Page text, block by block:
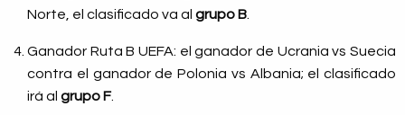
Norte, el clasificado va al grupo B
Ganador Ruta B UEFA: el ganador de Ucrania vs Suecia
contra el ganador de Polonia vs Albania; el clasificado
irá al grupo F.